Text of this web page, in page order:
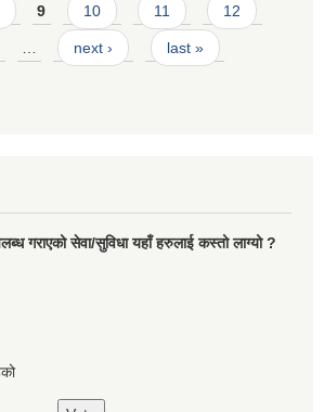
9 10 11 12
next › last »
गराएको सेवा/सुविधा यहाँ हरुलाई कस्तो लाग्यो ?